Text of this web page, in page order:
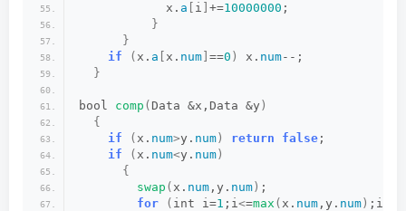
            x.
a i +=10000000 ;
}
}
if
( x. a x. num ==0 ) x. num--;
}
bool comp ( Data &x,Data &y )
{
if
( x. num>y. num ) return false ;
if
( x. num<y. num )
{
swap ( x. num ,y. num ) ;
for
( int i=1 ;i<=max ( x. num ,y. num ) ;i++